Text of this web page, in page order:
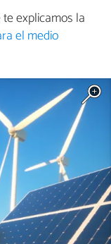
explicamos la
el medio